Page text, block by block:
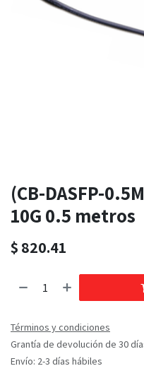
(CB-DASFP-
10G 0.5 metros
$ 820.41
Términos y condiciones
Grantía de devolución de 30
Envío: 2-3 días hábiles